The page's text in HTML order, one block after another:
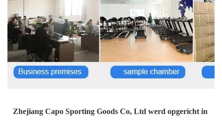
Zhejiang Capo Sporting Goods Co, Ltd werd opgericht in